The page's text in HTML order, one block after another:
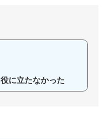
役に立たなかった